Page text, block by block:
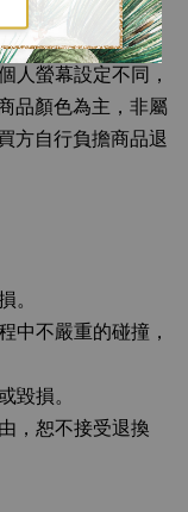
情況而需求退貨，
人螢幕設定不同，
品顏色為主，非屬
方自行負擔商品退
中不嚴重的碰撞，
損。
，恕不接受退換